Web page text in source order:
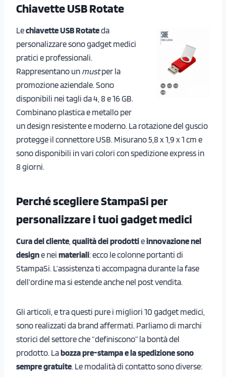
Chiavette USB Rotate
Lechiavette USB Rotateda
personalizzare sono gadget medici
pratici e professionali.
Rappresentano un mustper la
promozione aziendale. Sono
disponibili nei tagli da 4, 8 e 16 GB.
Combinano plastica e metallo per
un design resistente e moderno. La rotazione del guscio
protegge il connettore USB. Misurano 5,8 x 1,9 x 1 cm e
sono disponibili in vari colori con spedizione express in
8 giorni.
Perché scegliere StampaSi per
personalizzare i tuoi gadget medici
Cura del cliente qualità dei prodottieinnovazione nel
designe nei materiali: ecco le colonne portanti di
StampaSi. L’assistenza ti accompagna durante la fase
dell’ordine ma si estende anche nel post vendita.
Gli articoli, e tra questi pure i migliori 10 gadget medici,
sono realizzati da brand affermati. Parliamo di marchi
storici del settore che “definiscono” la bontà del
prodotto. Labozza pre-stampa e la spedizione sono
sempre gratuite. Le modalità di contatto sono diverse: